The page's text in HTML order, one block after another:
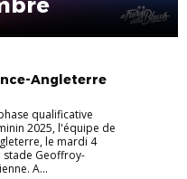
Angleterre
qualificative
2025, l'équipe de
le mardi 4
stade Geoffroy-
A...